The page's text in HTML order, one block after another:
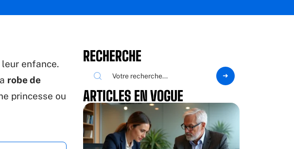
enfance.
robe de
princesse ou
RECHERCHE
ARTICLES EN VOGUE